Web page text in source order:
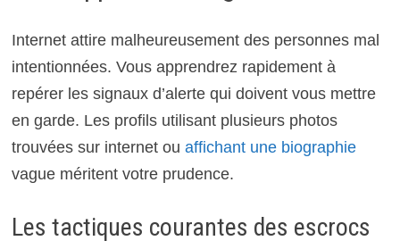
Internet attire malheureusement des personnes mal
intentionnées. Vous apprendrez rapidement à
repérer les signaux d’alerte qui doivent vous mettre
en garde. Les profils utilisant plusieurs photos
trouvées sur internet ou affichant une biographie
vague méritent votre prudence.
Les tactiques courantes des escrocs